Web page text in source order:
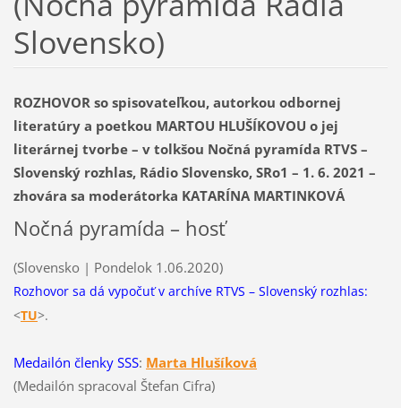
Slovensko)
ROZHOVOR so spisovateľkou, autorkou odbornej
literatúry a poetkou MARTOU HLUŠÍKOVOU o jej
literárnej tvorbe – v tolkšou Nočná pyramída RTVS –
Slovenský rozhlas, Rádio Slovensko, SRo1 – 1. 6. 2021 –
zhovára sa moderátorka KATARÍNA MARTINKOVÁ
Nočná pyramída – hosť
(Slovensko | Pondelok 1.06.2020)
Rozhovor sa dá vypočuť v archíve RTVS – Slovenský rozhlas:
<TU>.
Medailón členky SSS: Marta Hlušíková
(Medailón spracoval Štefan Cifra)